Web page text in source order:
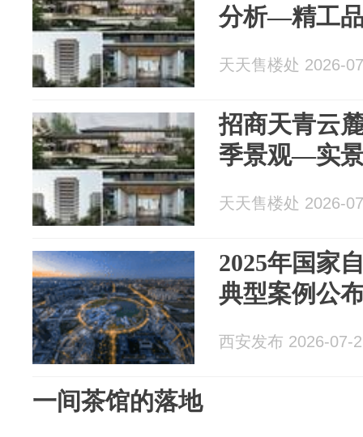
分析—精工
天天售楼处 2026-
招商天青云
季景观—实
天天售楼处 2026-
2025年国家
典型案例公
西安发布 2026-07-
一间茶馆的落地